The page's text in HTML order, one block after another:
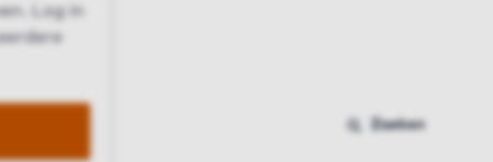
Log in
Zoeken